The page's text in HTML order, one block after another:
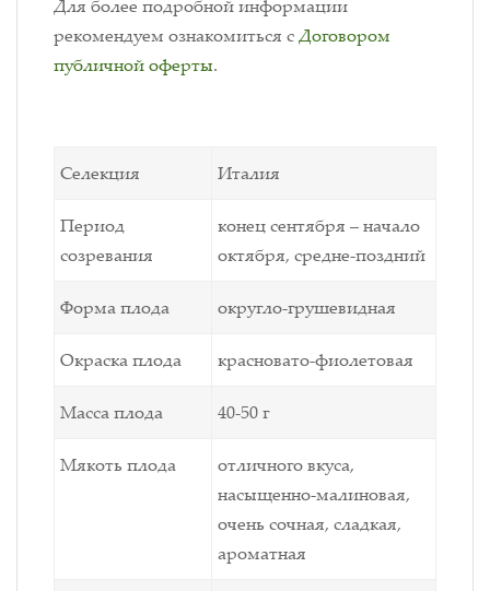
Для более подробной информации
рекомендуем ознакомиться сДоговором
публичной оферты.
Селекция Италия
Период
созревания
конец сентября – начало
октября, средне-поздний
Форма плода округло-грушевидная
Окраска плода красновато-фиолетовая
Масса плода 40-50 г
Мякоть плода
отличного вкуса,
насыщенно-малиновая,
очень сочная, сладкая,
ароматная